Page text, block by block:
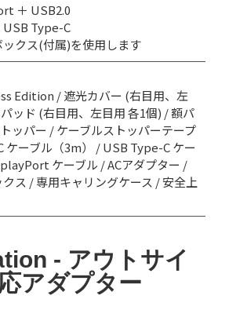
＋ USB2.0
USB Type-C
クス(付属)を使用します
Edition / 遮光カバー (右目用、左
ッド (右目用、左目用 各1個) / 額パ
ッパー / ケーブルストッパーテープ
ケーブル（3m） / USB Type-C ケー
ケーブル / ACアダプター /
ス / 専用キャリングケース / 安全上
- アウトサイ
アダプター